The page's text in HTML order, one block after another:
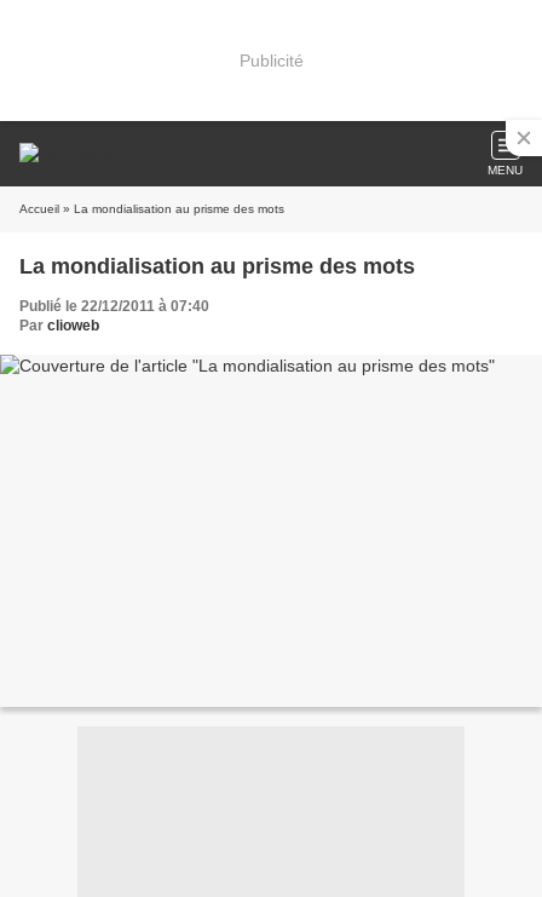
Publicité
MENU
Accueil » La mondialisation au prisme des mots
La mondialisation au prisme des mots
Publié le 22/12/2011 à 07:40
Par clioweb